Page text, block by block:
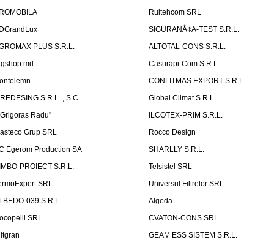
Rultehcom SRL
SIGURANÅ¢A-TEST S.R.L.
PLUS S.R.L.
ALTOTAL-CONS S.R.L.
Casurapi-Com S.R.L.
CONLITMAS EXPORT S.R.L.
S.R.L. , S.C.
Global Climat S.R.L.
Radu''
ILCOTEX-PRIM S.R.L.
Grup SRL
Rocco Design
Egerom Production SA
SHARLLY S.R.L.
PROIECT S.R.L.
Telsistel SRL
SRL
Universul Filtrelor SRL
039 S.R.L.
Algeda
SRL
CVATON-CONS SRL
GEAM ESS SISTEM S.R.L.